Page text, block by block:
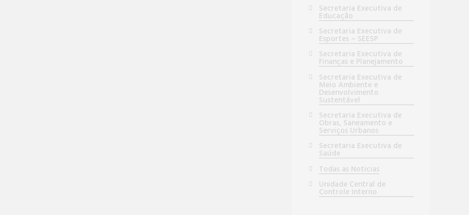
Secretaria Executiva de
Educação
Secretaria Executiva de
Esportes – SEESP
Secretaria Executiva de
Finanças e Planejamento
Secretaria Executiva de
Meio Ambiente e
Desenvolvimento
Sustentável
Secretaria Executiva de
Obras, Saneamento e
Serviços Urbanos
Secretaria Executiva de
Saúde
Todas as Noticias
Unidade Central de
Controle Interno